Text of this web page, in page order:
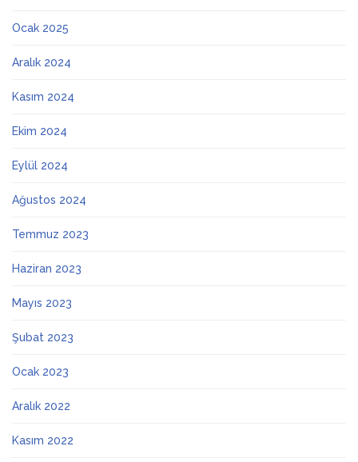
Ocak 2025
Aralık 2024
Kasım 2024
Ekim 2024
Eylül 2024
Ağustos 2024
Temmuz 2023
Haziran 2023
Mayıs 2023
Şubat 2023
Ocak 2023
Aralık 2022
Kasım 2022